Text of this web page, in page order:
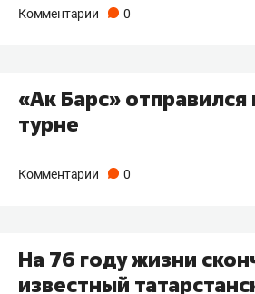
Комментарии 0
«Ак Барс»
турне
Комментарии 0
На 76 году жизни
известный